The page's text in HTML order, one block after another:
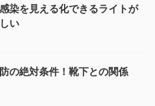
染を見える化できるライトが
い
の絶対条件！靴下との関係